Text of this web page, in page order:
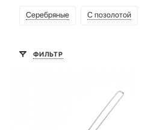
Серебряные С позолотой
ФИЛЬТР